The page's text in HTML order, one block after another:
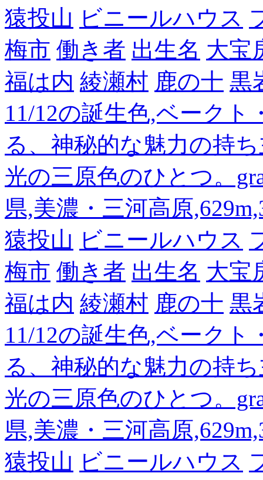
猿投山 ビニールハウス
梅市 働き者 出生名 大宝
福は内 綾瀬村 鹿の十 黒
11/12の誕生色,ベーク
る、神秘的な魅力の持
光の三原色のひとつ。
県,美濃・三河高原
猿投山 ビニールハウス
梅市 働き者 出生名 大宝
福は内 綾瀬村 鹿の十 黒
11/12の誕生色,ベーク
る、神秘的な魅力の持
光の三原色のひとつ。
県,美濃・三河高原
猿投山 ビニールハウス